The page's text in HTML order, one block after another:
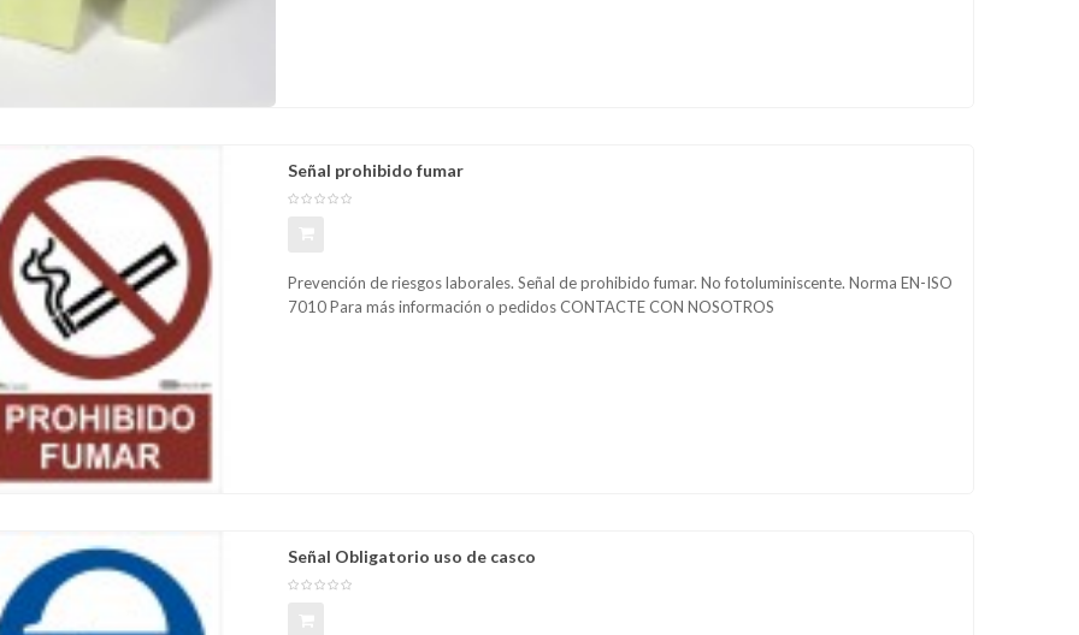
Señal prohibido fumar
Prevención de riesgos laborales. Señal de prohibido fumar. No fotoluminiscente. Norma EN-ISO
7010 Para más información o pedidos CONTACTE CON NOSOTROS
Señal Obligatorio uso de casco